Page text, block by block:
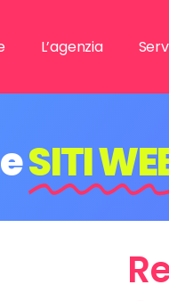
L’agenzia
SITI